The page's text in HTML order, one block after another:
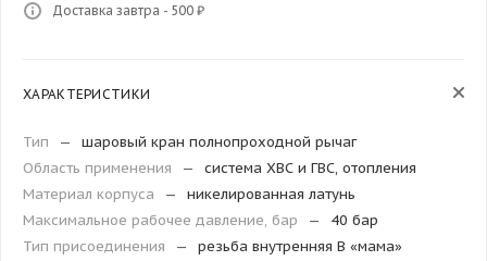
Доставка завтра - 500 ₽
ХАРАКТЕРИСТИКИ
Тип —
шаровый кран полнопроходной рычаг
Область применения
—
система ХВС и ГВС, отопления
Материал корпуса
—
никелированная латунь
Максимальное рабочее давление, бар
—
40 бар
Тип присоединения
—
резьба внутренняя B «мама»